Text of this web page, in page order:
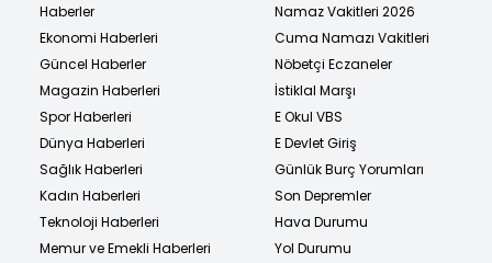
Haberler
Ekonomi Haberleri
Güncel Haberler
Magazin Haberleri
Spor Haberleri
Dünya Haberleri
Sağlık Haberleri
Kadın Haberleri
Teknoloji Haberleri
Memur ve Emekli Haberleri
Namaz Vakitleri 2026
Cuma Namazı Vakitleri
Nöbetçi Eczaneler
İstiklal Marşı
E Okul VBS
E Devlet Giriş
Günlük Burç Yorumları
Son Depremler
Hava Durumu
Yol Durumu